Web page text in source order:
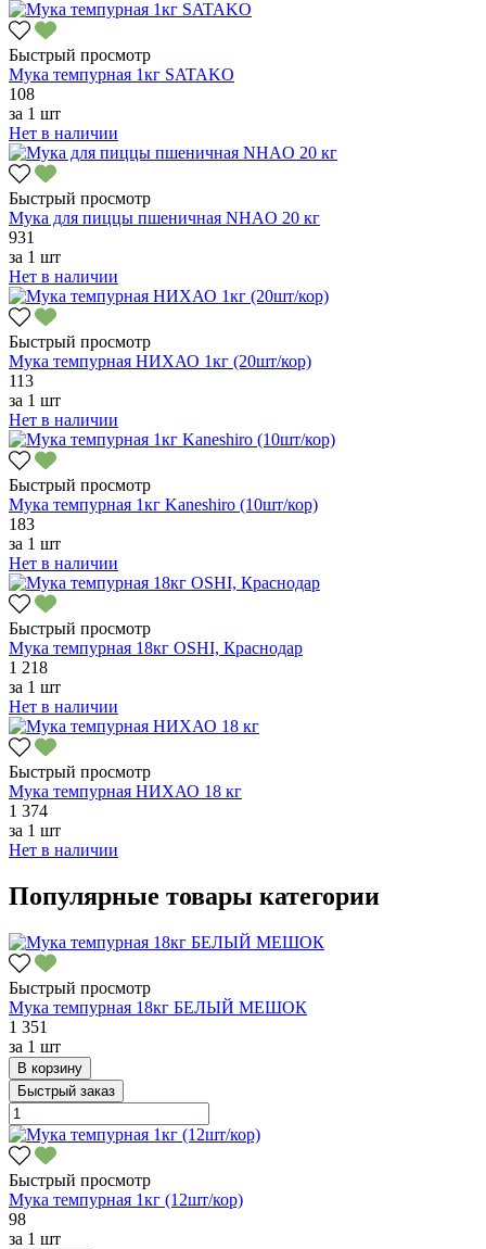
Быстрый просмотр
Мука темпурная 1кг SATAKO
108
за 1 шт
Нет в наличии
Быстрый просмотр
Мука для пиццы пшеничная NHAO 20 кг
931
за 1 шт
Нет в наличии
Быстрый просмотр
Мука темпурная НИХАО 1кг (20шт/кор)
113
за 1 шт
Нет в наличии
Быстрый просмотр
Мука темпурная 1кг Kaneshiro (10шт/кор)
183
за 1 шт
Нет в наличии
Быстрый просмотр
Мука темпурная 18кг OSHI, Краснодар
1 218
за 1 шт
Нет в наличии
Быстрый просмотр
Мука темпурная НИХАО 18 кг
1 374
за 1 шт
Нет в наличии
Популярные товары категории
Быстрый просмотр
Мука темпурная 18кг БЕЛЫЙ МЕШОК
1 351
за 1 шт
В корзину
Быстрый заказ
Быстрый просмотр
Мука темпурная 1кг (12шт/кор)
98
за 1 шт